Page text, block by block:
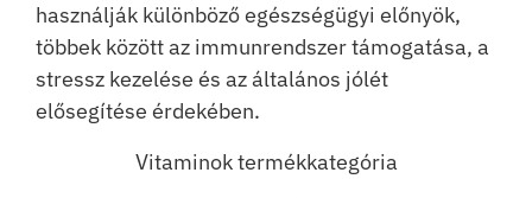
használják különböző egészségügyi előnyök,
többek között az immunrendszer támogatása, a
stressz kezelése és az általános jólét
elősegítése érdekében.
Vitaminok termékkategória